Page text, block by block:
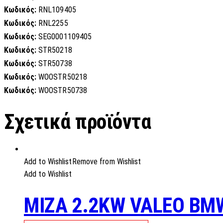
Κωδικός: RNL109405
Κωδικός: RNL2255
Κωδικός: SEG0001109405
Κωδικός: STR50218
Κωδικός: STR50738
Κωδικός: WOOSTR50218
Κωδικός: WOOSTR50738
Σχετικά προϊόντα
Add to Wishlist Remove from Wishlist
Add to Wishlist
MIZA 2.2KW VALEO